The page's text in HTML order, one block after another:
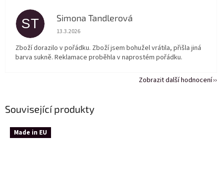
Související produkty
Made in EU
ST Simona Tandlerová
Hodnocení obchodu je 5 z 5 hvězdiček.
13.3.2026
Zboží dorazilo v pořádku. Zboží jsem bohužel vrátila, přišla jiná
barva sukně. Reklamace proběhla v naprostém pořádku.
Zobrazit další hodnocení